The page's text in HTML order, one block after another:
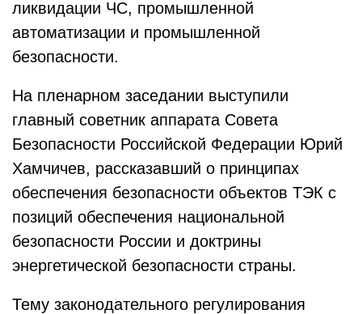
ликвидации ЧС, промышленной
автоматизации и промышленной
безопасности.
На пленарном заседании выступили
главный советник аппарата Совета
Безопасности Российской Федерации Юрий
Хамчичев, рассказавший о принципах
обеспечения безопасности объектов ТЭК с
позиций обеспечения национальной
безопасности России и доктрины
энергетической безопасности страны.
Тему законодательного регулирования